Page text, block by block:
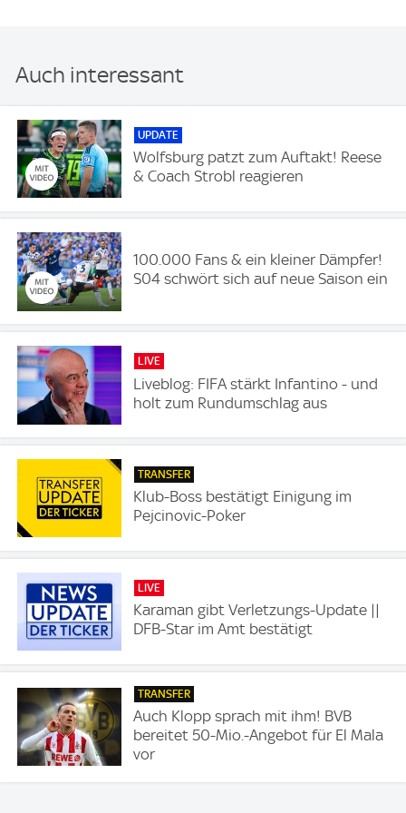
Auch interessant
UPDATE
Wolfsburg patzt zum Auftakt! Reese
& Coach Strobl reagieren
100.000 Fans & ein kleiner Dämpfer!
S04 schwört sich auf neue Saison ein
LIVE
Liveblog: FIFA stärkt Infantino - und
holt zum Rundumschlag aus
TRANSFER
Klub-Boss bestätigt Einigung im
Pejcinovic-Poker
LIVE
Karaman gibt Verletzungs-Update ||
DFB-Star im Amt bestätigt
TRANSFER
Auch Klopp sprach mit ihm! BVB
bereitet 50-Mio.-Angebot für El Mala
vor